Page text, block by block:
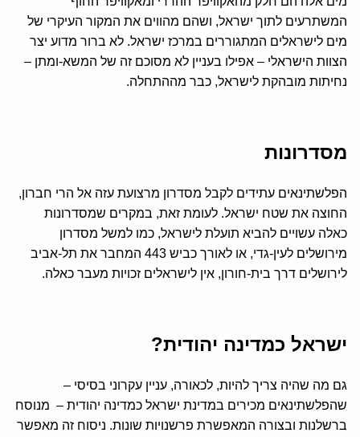
המשתרעים לתוך ישראל, ושהם מהווים את המקור העיקרי של
מים לישראלים המתגוררים במרכז ישראל. לא ברור מדוע יצר
הצוות הישראלי – אפילו בעניין לא מסוכם זה של המשא-ומתן –
נחיתות מובהקת לישראל, כבר מההתחלה.
מסדרונות
הפלשתינאים עתידים לקבל מסדרון מרצועת עזה אל הרי חברון,
החוצה את שטח ישראל. לעומת זאת, במקרים שמסדרונות
כאלה עשויים להביא תועלת לישראל, כמו למשל מסדרון
מירושלים לעין-גדי, או לאורך כביש 443 המחבר את תל-אביב
לירושלים דרך בית-חורון, אין לישראלים זכויות מעבר כאלה.
ישראל כמדינה יהודית?
גם מה שהיה צריך להיות, לכאורה, עניין עקרוני בסיסי –
שהפלשתינאים מכירים במדינת ישראל כמדינה יהודית – מנוסח
ברשלנות ובצורה המאפשרת פרשנויות שונות. ניסוח זה מאפשר